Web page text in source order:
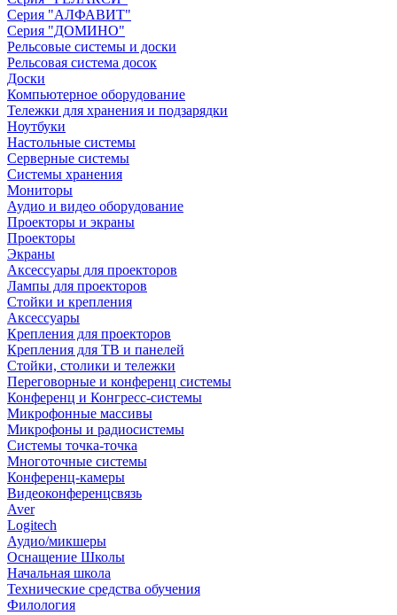
Серия "АЛФАВИТ"
Серия "ДОМИНО"
Рельсовые системы и доски
Рельсовая система досок
Доски
Компьютерное оборудование
Тележки для хранения и подзарядки
Ноутбуки
Настольные системы
Серверные системы
Системы хранения
Мониторы
Аудио и видео оборудование
Проекторы и экраны
Проекторы
Экраны
Аксессуары для проекторов
Лампы для проекторов
Стойки и крепления
Аксессуары
Крепления для проекторов
Крепления для ТВ и панелей
Стойки, столики и тележки
Переговорные и конференц системы
Конференц и Конгресс-системы
Микрофонные массивы
Микрофоны и радиосистемы
Системы точка-точка
Многоточные системы
Конференц-камеры
Видеоконференцсвязь
Aver
Logitech
Аудио/микшеры
Оснащение Школы
Начальная школа
Технические средства обучения
Филология